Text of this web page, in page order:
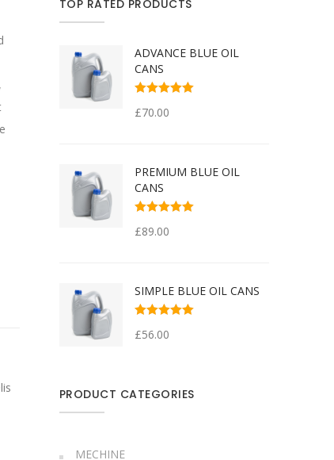
TOP RATED PRODUCTS
ADVANCE BLUE OIL
CANS
of 5
£70.00
PREMIUM BLUE OIL
CANS
of 5
£89.00
SIMPLE BLUE OIL CANS
out of 5
£56.00
PRODUCT CATEGORIES
MECHINE